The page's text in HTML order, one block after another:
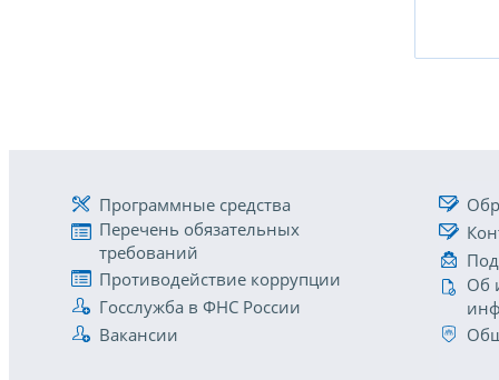
Программные средства
Перечень обязательных
требований
Противодействие коррупции
Госслужба в ФНС России
Вакансии
Об